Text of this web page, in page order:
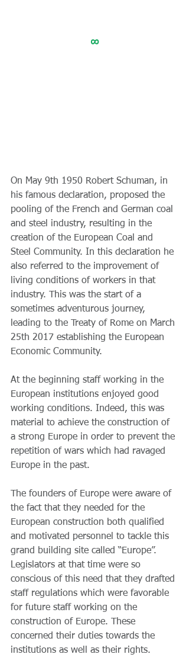
∞
On May 9th 1950 Robert Schuman, in
his famous declaration, proposed the
pooling of the French and German coal
and steel industry, resulting in the
creation of the European Coal and
Steel Community. In this declaration he
also referred to the improvement of
living conditions of workers in that
industry. This was the start of a
sometimes adventurous journey,
leading to the Treaty of Rome on March
25th 2017 establishing the European
Economic Community.
At the beginning staff working in the
European institutions enjoyed good
working conditions. Indeed, this was
material to achieve the construction of
a strong Europe in order to prevent the
repetition of wars which had ravaged
Europe in the past.
The founders of Europe were aware of
the fact that they needed for the
European construction both qualified
and motivated personnel to tackle this
grand building site called “Europe”.
Legislators at that time were so
conscious of this need that they drafted
staff regulations which were favorable
for future staff working on the
construction of Europe. These
concerned their duties towards the
institutions as well as their rights.